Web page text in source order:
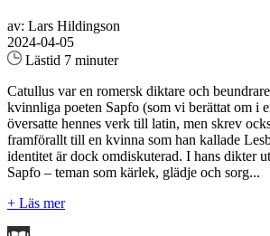
av: Lars Hildingson
2024-04-05
Lästid 7 minuter
Catullus var en romersk diktare och
kvinnliga poeten Sapfo (som vi berättat om i
översatte hennes verk till latin, men skrev
framförallt till en kvinna som han kallade
identitet är dock omdiskuterad. I hans dikter
Sapfo – teman som kärlek, glädje och sorg...
+ Läs mer